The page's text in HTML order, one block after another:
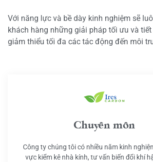
Với năng lực và bề dày kinh nghiệm sẽ
khách hàng những giải pháp tối ưu và
giảm thiểu tối đa các tác động đến môi
Chuyên môn
Công ty chúng tôi có nhiều năm kinh
vực kiểm kê nhà kính, tư vấn biến đổi khí